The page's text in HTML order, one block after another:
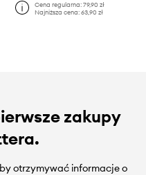
Cena regularna: 79,90 zł
Najniższa cena: 63,90 zł
zakupy
otrzymywać informacje o